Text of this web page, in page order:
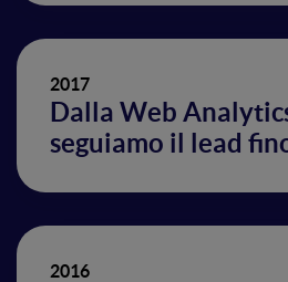
2017
Dalla Web
seguiamo il lead
2016